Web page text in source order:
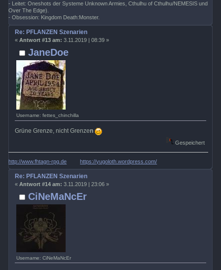
- Leitet: Oneshots der Systeme Unknown Armies, Cthulhu of Cthulhu/NEMESIS und
Over The Edge).
- Obsession: Kingdom Death:Monster.
JaneDoe
Username: fettes_chinchilla
Re: PFLANZEN Szenarien
« Antwort #13 am: 3.11.2019 | 08:39 »
Grüne Grenze, nicht Grenzen
Gespeichert
http://www.fhtagn-rpg.de https://yugoloth.wordpress.com/
CiNeMaNcEr
Username: CiNeMaNcEr
Re: PFLANZEN Szenarien
« Antwort #14 am: 3.11.2019 | 23:06 »